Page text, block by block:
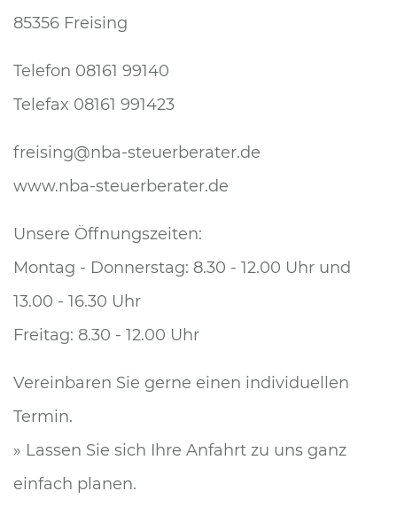
85356 Freising
Telefon 08161 99140
Telefax 08161 991423
freising@nba-steuerberater.de
www.nba-steuerberater.de
Unsere Öffnungszeiten:
Montag - Donnerstag: 8.30 - 12.00 Uhr und
13.00 - 16.30 Uhr
Freitag: 8.30 - 12.00 Uhr
Vereinbaren Sie gerne einen individuellen
Termin.
» Lassen Sie sich Ihre Anfahrt zu uns ganz
einfach planen.